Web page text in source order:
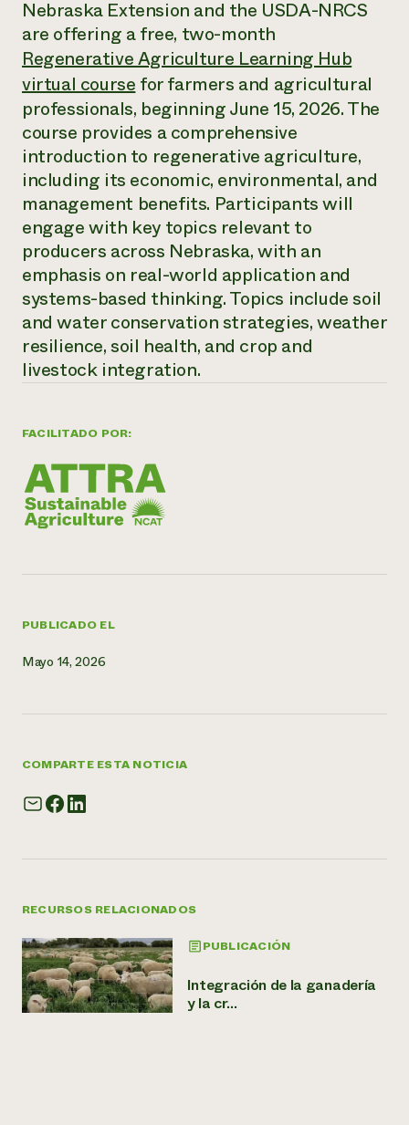
Informes anuales y financieros
Historias de impacto
Informe de
impacto 2024
LEER EL INFORME
Latinos en la agricultura
Sistemas alimentarios locales
Agricultura urbana
Las mujeres en la agricultura
Evento anual de reciclaje de productos electrónicos
Programa de descuentos de NorthWestern Energy
Servicios energéticos comerciales
Servicios energéticos residenciales
LIHEAP
Centro de intercambio de información AgriSolar
Blog
Podcasts
Publicaciones
Cursos cortos
Vídeos
Oportunidades de financiación
Noticias
Internship Hub
Buscar prácticas
Contratar a un becario
1-800-346-
Asociaciones empresariales
Donar
Donaciones planificadas
Boletín
Consultas de los medios de comunicación
Todos
contribuyen a la
resiliencia de la
comunidad.
FACILITADO POR:
PUBLICADO EL
Mayo 14, 2026
COMPARTE ESTA NOTICIA
RECURSOS RELACIONADOS
PUBLICACIÓN
Integración de la ganadería
y la cr...
Nebraska Extension and the USDA-NRCS
are offering a free, two-month
Regenerative Agriculture Learning Hub
virtual coursefor farmers and agricultural
professionals, beginning June 15, 2026. The
course provides a comprehensive
introduction to regenerative agriculture,
including its economic, environmental, and
management benefits. Participants will
engage with key topics relevant to
producers across Nebraska, with an
emphasis on real-world application and
systems-based thinking. Topics include soil
and water conservation strategies, weather
resilience, soil health, and crop and
livestock integration.